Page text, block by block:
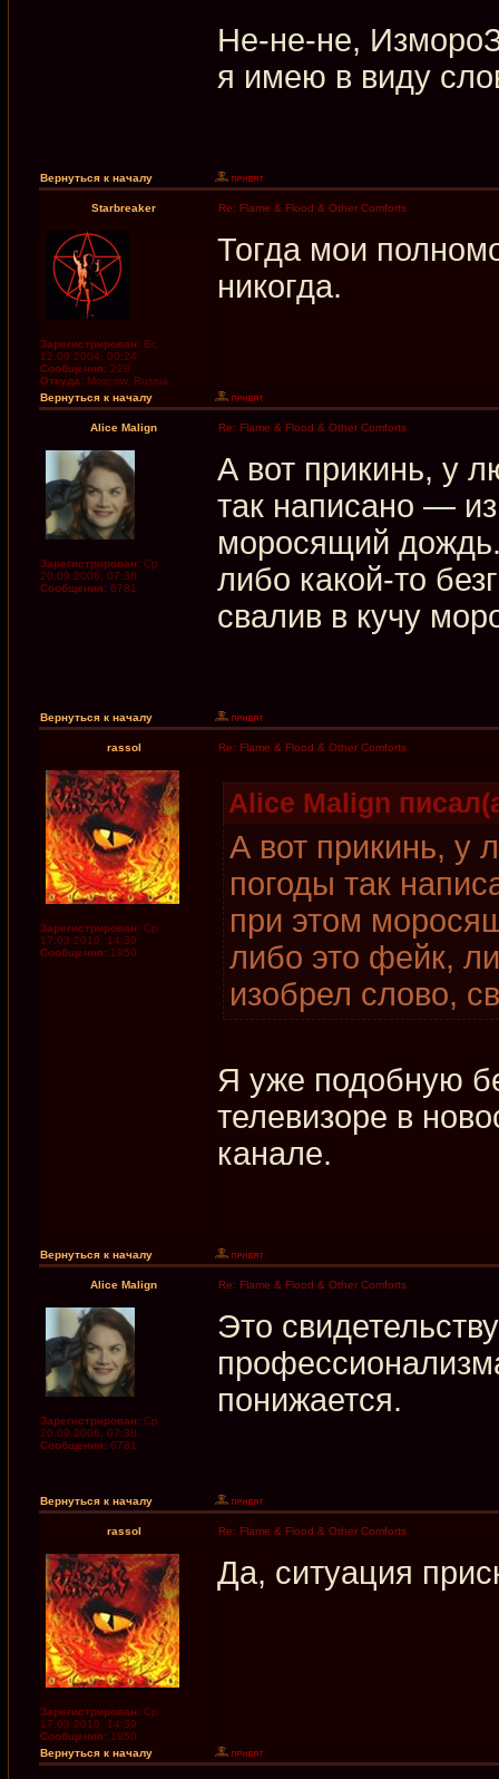
Не-не-не,
я имею в виду
Вернуться к началу
Starbreaker Re: Flame & Flood & Other Comforts
Зарегистрирован: Вс
12.09.2004, 00:24
Сообщения: 228
Откуда: Moscow, Russia
Тогда мои
никогда.
Вернуться к началу
Alice Malign Re: Flame & Flood & Other Comforts
Зарегистрирован: Ср
20.09.2006, 07:38
Сообщения: 6781
А вот прикинь, у
так написано —
моросящий
либо какой-то
свалив в кучу
Вернуться к началу
rassol Re: Flame & Flood & Other Comforts
Зарегистрирован: Ср
17.03.2010, 14:39
Сообщения: 1950
Alice Malign
А вот прикинь, у
погоды так
при этом
либо это фейк,
изобрел слово,
Я уже подобную
телевизоре в
канале.
Вернуться к началу
Alice Malign Re: Flame & Flood & Other Comforts
Зарегистрирован: Ср
20.09.2006, 07:38
Сообщения: 6781
Это
понижается.
Вернуться к началу
rassol Re: Flame & Flood & Other Comforts
Зарегистрирован: Ср
17.03.2010, 14:39
Сообщения: 1950
Да, ситуация
Вернуться к началу